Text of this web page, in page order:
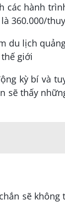
các hành
360.000/
kỳ bí và
sẽ thấy
sẽ